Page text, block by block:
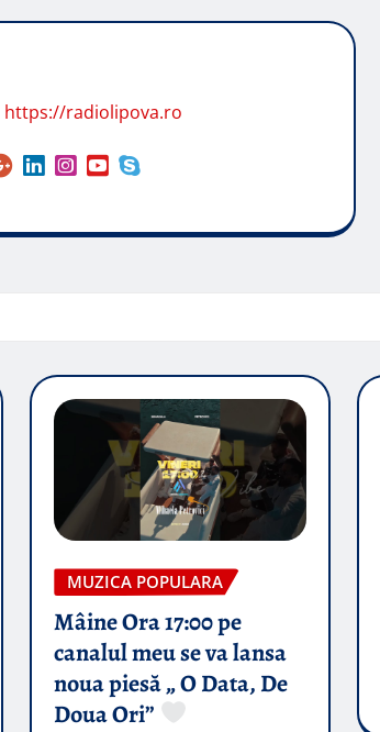
https://radiolipova.ro
MUZICA POPULARA
Mâine Ora 17:00 pe
canalul meu se va lansa
noua piesă „ O Data, De
Doua Ori”